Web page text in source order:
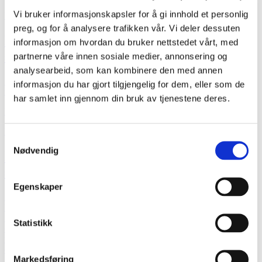
Vi bruker informasjonskapsler for å gi innhold et personlig
preg, og for å analysere trafikken vår. Vi deler dessuten
informasjon om hvordan du bruker nettstedet vårt, med
partnerne våre innen sosiale medier, annonsering og
analysearbeid, som kan kombinere den med annen
informasjon du har gjort tilgjengelig for dem, eller som de
har samlet inn gjennom din bruk av tjenestene deres.
Nødvendig
Egenskaper
Statistikk
Markedsføring
Publisert: 10.10.2025Nyheter - Flom og jordskred
NVE justerer farevarslene for flom og
skred
Ekstremværet “Amy” pågår fortsatt, og det er ventet mye vind og
nedbør i varslingsområdet.
NVE oppjusterer flomfare til oransje nivå
Buskerud. Varselet gjelder fra og med natt til lørdag. Det varsles
også fare for flom på gult nivå for større områder av Sør-Norge.
I
i tillegg til store deler av Telemark.